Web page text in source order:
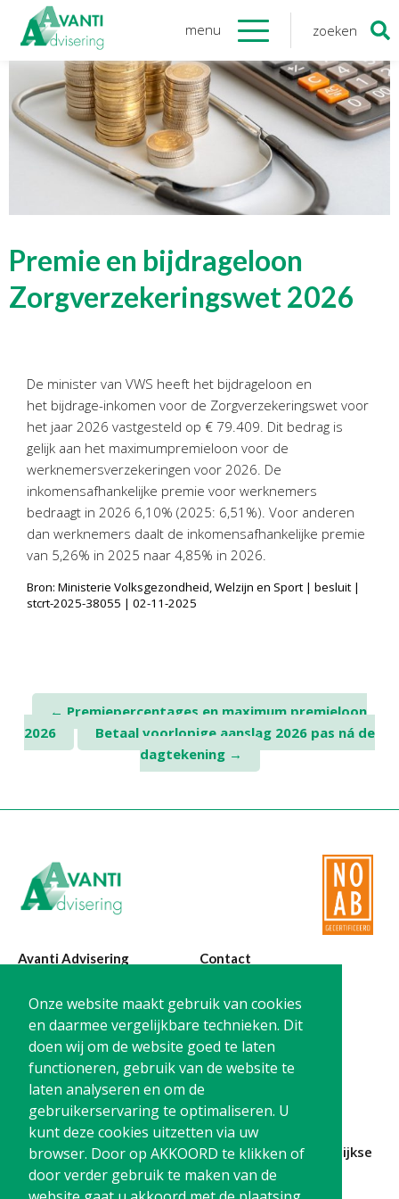
Onze website maakt gebruik van cookies
en daarmee vergelijkbare technieken. Dit
doen wij om de website goed te laten
functioneren, gebruik van de website te
laten analyseren en om de
gebruikerservaring te optimaliseren. U
kunt deze cookies uitzetten via uw
browser. Door op AKKOORD te klikken of
door verder gebruik te maken van de
menu zoeken
Organisatie
Onze medewerkers
NOAB gecertificeerd
Algemene verordening
gegevensbescherming
Sponsoring
Onzediensten
Tijdelijk financieel personeel
Personeel & Organisatie
Bedrijfseconomisch advies
Belastingadvies Purmerend
Online boekhouden
Nieuws&informatie
Nieuwsbrief
Nieuwsoverzicht
Contact
Twinfield – Boekhouden
Visionplanner – Rapportage
Klantenportaal – Online dossiers
Online Salaris – Salarissen
Zoeken
Premie en bijdrageloon
Zorgverzekeringswet 2026
De minister van VWS heeft het bijdrageloon en
het bijdrage-inkomen voor de Zorgverzekeringswet voor
het jaar 2026 vastgesteld op € 79.409. Dit bedrag is
gelijk aan het maximumpremieloon voor de
werknemersverzekeringen voor 2026. De
inkomensafhankelijke premie voor werknemers
bedraagt in 2026 6,10% (2025: 6,51%). Voor anderen
dan werknemers daalt de inkomensafhankelijke premie
van 5,26% in 2025 naar 4,85% in 2026.
Bron: Ministerie Volksgezondheid, Welzijn en Sport | besluit |
stcrt-2025-38055 | 02-11-2025
Post
navigation
← Premiepercentages en maximum premieloon
2026
Betaal voorlopige aanslag 2026 pas ná de
dagtekening →
Avanti Advisering
Poelstraat 4
1441 RR Purmerend
Contact
T: 0299-420870
@:
info@avanti-
advisering.nl
BTW: NL861212733B01
Blijf op de hoogte en schrijf je in voor onze maandelijkse
nieuwsbrief